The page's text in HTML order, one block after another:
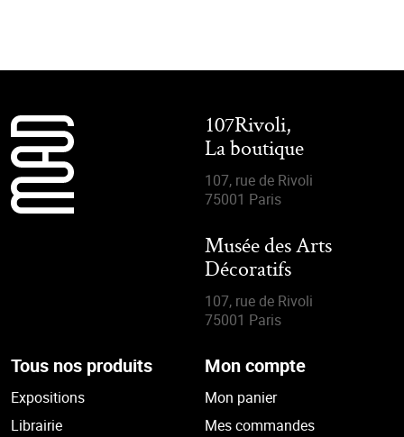
107Rivoli,
La boutique
107, rue de Rivoli
75001 Paris
Musée des Arts
Décoratifs
107, rue de Rivoli
75001 Paris
Tous nos produits
Expositions
Librairie
Mon compte
Mon panier
Mes commandes